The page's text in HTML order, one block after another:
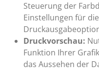
Steuerung der
Einstellungen für
Druckvorschau:
Funktion Ihrer
das Aussehen der